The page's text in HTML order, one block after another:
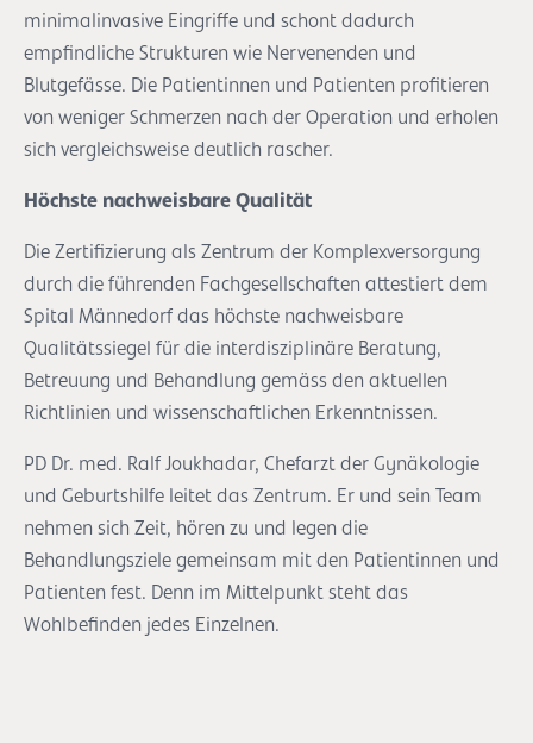
minimalinvasive Eingriffe und schont dadurch
empfindliche Strukturen wie Nervenenden und
Blutgefässe. Die Patientinnen und Patienten profitieren
von weniger Schmerzen nach der Operation und erholen
sich vergleichsweise deutlich rascher.
Höchste nachweisbare Qualität
Die Zertifizierung als Zentrum der Komplexversorgung
durch die führenden Fachgesellschaften attestiert dem
Spital Männedorf das höchste nachweisbare
Qualitätssiegel für die interdisziplinäre Beratung,
Betreuung und Behandlung gemäss den aktuellen
Richtlinien und wissenschaftlichen Erkenntnissen.
PD Dr. med. Ralf Joukhadar, Chefarzt der Gynäkologie
und Geburtshilfe leitet das Zentrum. Er und sein Team
nehmen sich Zeit, hören zu und legen die
Behandlungsziele gemeinsam mit den Patientinnen und
Patienten fest. Denn im Mittelpunkt steht das
Wohlbefinden jedes Einzelnen.